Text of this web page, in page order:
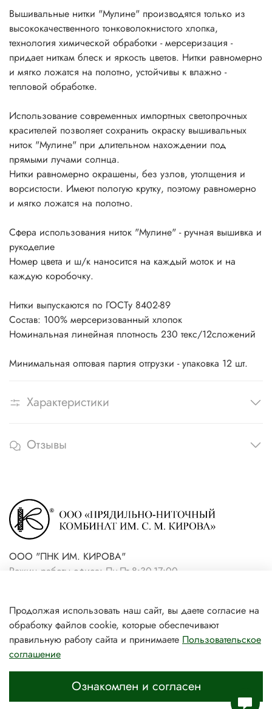
Вышивальные нитки "Мулине" производятся только из
высококачественного тонковолокнистого хлопка,
технология химической обработки - мерсеризация -
придает ниткам блеск и яркость цветов. Нитки равномерно
и мягко ложатся на полотно, устойчивы к влажно -
тепловой обработке.
Использование современных импортных светопрочных
красителей позволяет сохранить окраску вышивальных
ниток "Мулине" при длительном нахождении под
прямыми лучами солнца.
Нитки равномерно окрашены, без узлов, утолщения и
ворсистости. Имеют пологую крутку, поэтому равномерно
и мягко ложатся на полотно.
Сфера использования ниток "Мулине" - ручная вышивка и
рукоделие
Номер цвета и ш/к наносится на каждый моток и на
каждую коробочку.
Нитки выпускаются по ГОСТу 8402-89
Состав: 100% мерсеризованный хлопок
Номинальная линейная плотность 230 текс/12сложений
Минимальная оптовая партия отгрузки - упаковка 12 шт.
Характеристики
Отзывы
ООО "ПНК ИМ. КИРОВА"
Режим работы офиса: Пн-Пт 8:30-17:00
магазин)
+7(931) 239-81-06 (розничный
магазин)
Продолжая использовать наш сайт, вы даете согласие на
обработку файлов cookie, которые обеспечивают
правильную работу сайта и принимаете Пользовательское
соглашение
Ознакомлен и согласен